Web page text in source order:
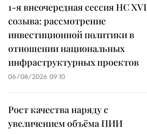
1-я внеочередная сессия НС XVI
созыва: рассмотрение
инвестиционной политики в
отношении национальных
инфраструктурных проектов
06/08/2026 09:10
Рост качества наряду с
увеличением объёма ПИИ